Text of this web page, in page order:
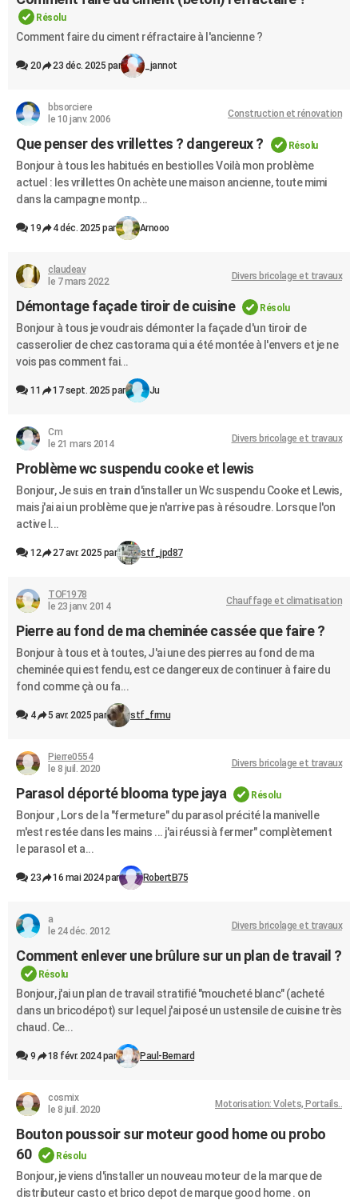
Destinations
City break
Voyage nature
Voyage de noces
Forum
Climat
PHOTO
CARTE DE VOEUX
Carte de Noël
Carte Bonne année
Carte Saint-Valentin
Carte Pâques
Carte d'anniversaire
DICTIONNAIRE
Dictionnaire
Biographies
Citations
Expressions
Proverbes
PROGRAMME TV
FORUM
Bricolage
Lifestyle
Culture
Sport
Auto
Television
Voyage
Cinema
Résolu
Comment faire du ciment réfractaire à l'ancienne ?
20 23 déc. 2025 par _jannot
bbsorciere
le 10 janv. 2006
Construction et rénovation
Que penser des vrillettes ? dangereux ? Résolu
Bonjour à tous les habitués en bestiolles Voilà mon problème
actuel : les vrillettes On achète une maison ancienne, toute mimi
dans la campagne montp...
19 4 déc. 2025 par Arnooo
claudeav
le 7 mars 2022
Divers bricolage et travaux
Démontage façade tiroir de cuisine Résolu
Bonjour à tous je voudrais démonter la façade d'un tiroir de
casserolier de chez castorama qui a été montée à l'envers et je ne
vois pas comment fai...
11 17 sept. 2025 par Ju
Cm
le 21 mars 2014
Divers bricolage et travaux
Problème wc suspendu cooke et lewis
Bonjour, Je suis en train d'installer un Wc suspendu Cooke et Lewis,
mais j'ai ai un problème que je n'arrive pas à résoudre. Lorsque l'on
active l...
12 27 avr. 2025 par stf_jpd87
TOF1978
le 23 janv. 2014
Chauffage et climatisation
Pierre au fond de ma cheminée cassée que faire ?
Bonjour à tous et à toutes, J'ai une des pierres au fond de ma
cheminée qui est fendu, est ce dangereux de continuer à faire du
fond comme çà ou fa...
4 5 avr. 2025 par stf_frmu
Pierre0554
le 8 juil. 2020
Divers bricolage et travaux
Parasol déporté blooma type jaya Résolu
Bonjour , Lors de la "fermeture" du parasol précité la manivelle
m'est restée dans les mains ... j'ai réussi à fermer" complètement
le parasol et a...
23 16 mai 2024 par RobertB75
a
le 24 déc. 2012
Divers bricolage et travaux
Comment enlever une brûlure sur un plan de travail ?
Résolu
Bonjour, j'ai un plan de travail stratifié "moucheté blanc" (acheté
dans un bricodépot) sur lequel j'ai posé un ustensile de cuisine très
chaud. Ce...
9 18 févr. 2024 par Paul-Bernard
cosmix
le 8 juil. 2020
Motorisation: Volets, Portails..
Bouton poussoir sur moteur good home ou probo
60
Résolu
Bonjour, je viens d'installer un nouveau moteur de la marque de
distributeur casto et brico depot de marque good home . on